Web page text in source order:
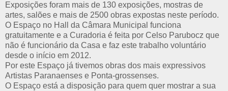
Exposições foram mais de 130 exposições, mostras de
artes, salões e mais de 2500 obras expostas neste período.
O Espaço no Hall da Câmara Municipal funciona
gratuitamente e a Curadoria é feita por Celso Parubocz que
não é funcionário da Casa e faz este trabalho voluntário
desde o início em 2012.
Por este Espaço já tivemos obras dos mais expressivos
Artistas Paranaenses e Ponta-grossenses.
O Espaço está a disposição para quem quer mostrar a sua